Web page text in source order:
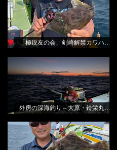
り会
田渕雅生
「極鋭友の会」剣崎解禁カワハギ釣り会
外房の深海釣り～大原・鈴栄丸さん
から
田渕雅生
瞬鋭カワハギで「尺ハギ」釣れまし
た!
田渕雅生
BLOG